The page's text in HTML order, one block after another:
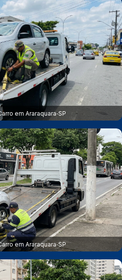
em Araraquara‑SP
em Araraquara‑SP